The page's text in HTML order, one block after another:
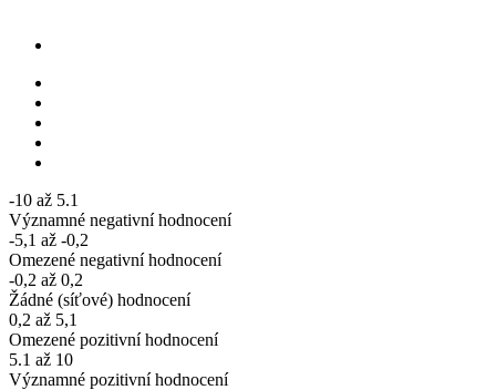
-10 až 5.1
Významné negativní hodnocení
-5,1 až -0,2
Omezené negativní hodnocení
-0,2 až 0,2
Žádné (síťové) hodnocení
0,2 až 5,1
Omezené pozitivní hodnocení
5.1 až 10
Významné pozitivní hodnocení